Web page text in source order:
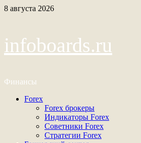
Перейти
8 августа 2026
infoboards.ru
Финансы
Основное
Forex
Forex брокеры
Индикаторы Forex
Советники Forex
Стратегии Forex